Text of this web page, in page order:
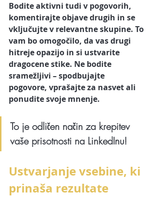
Bodite aktivni tudi v pogovorih,
komentirajte objave drugih in se
vključujte v relevantne skupine. To
vam bo omogočilo, da vas drugi
hitreje opazijo in si ustvarite
dragocene stike. Ne bodite
sramežljivi – spodbujajte
pogovore, vprašajte za nasvet ali
ponudite svoje mnenje.
To je odličen način za krepitev
vaše prisotnosti na LinkedInu!
Ustvarjanje vsebine, ki
prinaša rezultate